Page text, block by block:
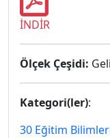
İNDİR
Ölçek Çeşidi:
Kategori(ler):
30 Eğitim